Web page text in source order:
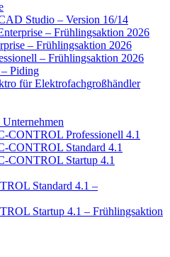
Studio – Version 16/14
– Frühlingsaktion 2026
– Frühlingsaktion 2026
– Frühlingsaktion 2026
Piding
für Elektrofachgroßhändler
CONTROL Professionell 4.1
CONTROL Standard 4.1
CONTROL Startup 4.1
Standard 4.1 –
Startup 4.1 – Frühlingsaktion